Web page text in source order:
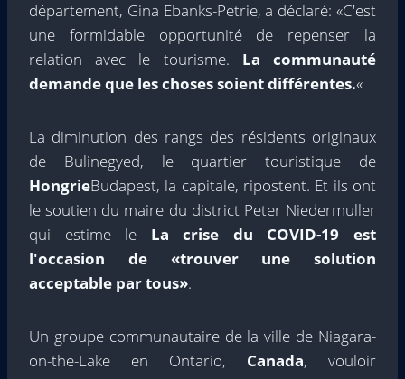
département, Gina Ebanks-Petrie, a déclaré: «C'est
une formidable opportunité de repenser la
relation avec le tourisme. La communauté
demande que les choses soient différentes.«
La diminution des rangs des résidents originaux
de Bulinegyed, le quartier touristique de
HongrieBudapest, la capitale, ripostent. Et ils ont
le soutien du maire du district Peter Niedermuller
qui estime le La crise du COVID-19 est
l'occasion de «trouver une solution
acceptable par tous».
Un groupe communautaire de la ville de Niagara-
on-the-Lake en Ontario, Canada, vouloir